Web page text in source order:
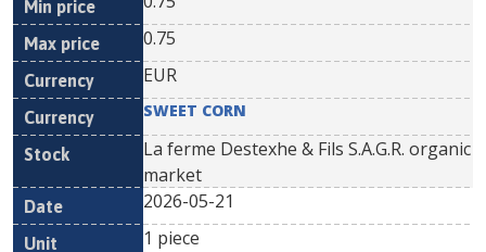
0.75
EUR
SWEET CORN
La ferme Destexhe & Fils S.A.G.R. organic
market
2026-05-21
1 piece